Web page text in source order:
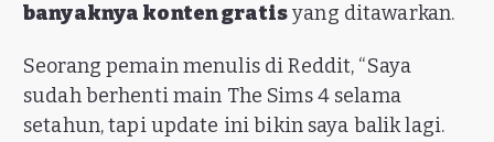
banyaknya konten gratisyang ditawarkan.
Seorang pemain menulis di Reddit, “Saya
sudah berhenti main The Sims 4 selama
setahun, tapi update ini bikin saya balik lagi.